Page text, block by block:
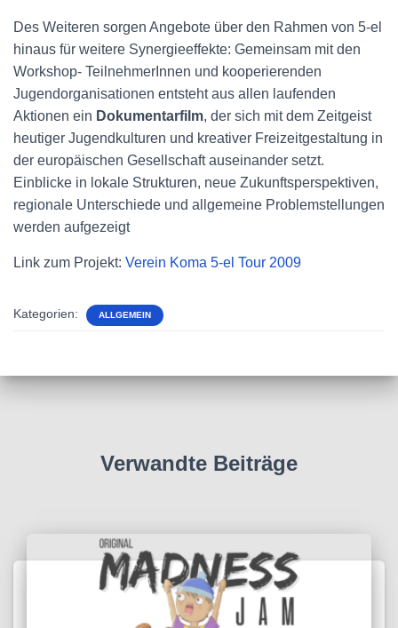
Des Weiteren sorgen Angebote über den Rahmen von 5-el
hinaus für weitere Synergieeffekte: Gemeinsam mit den
Workshop- TeilnehmerInnen und kooperierenden
Jugendorganisationen entsteht aus allen laufenden
Aktionen ein Dokumentarfilm, der sich mit dem Zeitgeist
heutiger Jugendkulturen und kreativer Freizeitgestaltung in
der europäischen Gesellschaft auseinander setzt.
Einblicke in lokale Strukturen, neue Zukunftsperspektiven,
regionale Unterschiede und allgemeine Problemstellungen
werden aufgezeigt
Link zum Projekt: Verein Koma 5-el Tour 2009
Kategorien: ALLGEMEIN
Verwandte Beiträge